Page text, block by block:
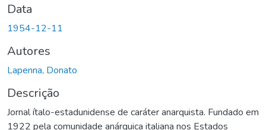
Data
1954-12-11
Autores
Lapenna, Donato
Descrição
Jornal ítalo-estadunidense de caráter anarquista. Fundado em
1922 pela comunidade anárquica italiana nos Estados